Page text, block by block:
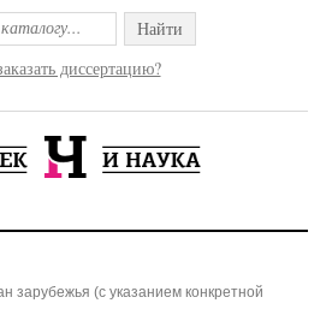
Найти
диссертацию?
зарубежья (с указанием конкретной